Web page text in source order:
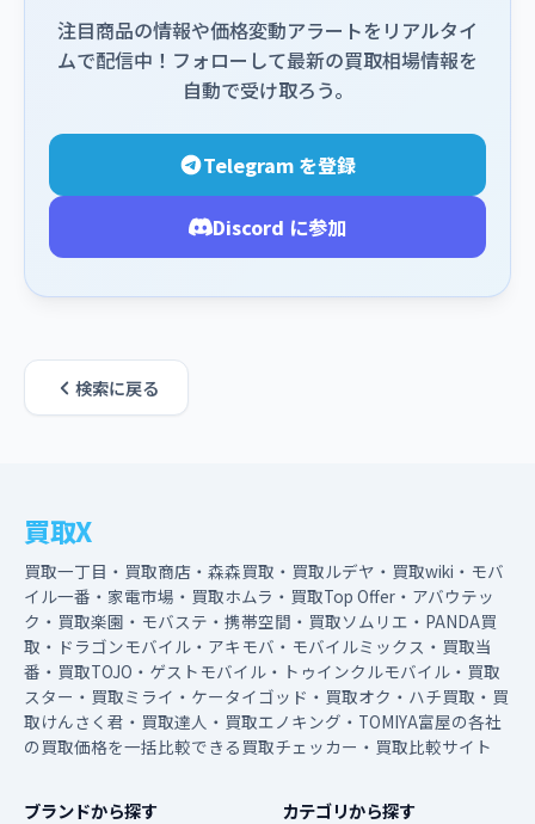
注目商品の情報や価格変動アラートをリアルタイ
ムで配信中！フォローして最新の買取相場情報を
自動で受け取ろう。
Telegram を登録
Discord に参加
検索に戻る
買取X
買取一丁目・買取商店・森森買取・買取ルデヤ・買取wiki・モバ
イル一番・家電市場・買取ホムラ・買取Top Offer・アバウテッ
ク・買取楽園・モバステ・携帯空間・買取ソムリエ・PANDA買
取・ドラゴンモバイル・アキモバ・モバイルミックス・買取当
番・買取TOJO・ゲストモバイル・トゥインクルモバイル・買取
スター・買取ミライ・ケータイゴッド・買取オク・ハチ買取・買
取けんさく君・買取達人・買取エノキング・TOMIYA富屋の各社
の買取価格を一括比較できる買取チェッカー・買取比較サイト
ブランドから探す カテゴリから探す